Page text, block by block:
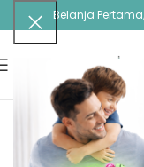
Belanja Pertama,